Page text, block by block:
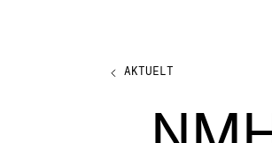
Bachelor
Doktorgrad
AKTUELT